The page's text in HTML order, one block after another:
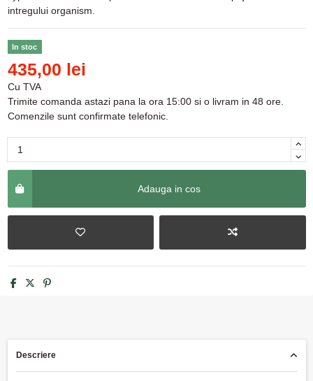
intregului organism.
In stoc
435,00 lei
Cu TVA
Trimite comanda astazi pana la ora 15:00 si o livram in 48 ore.
Comenzile sunt confirmate telefonic.
Adauga in cos
Descriere